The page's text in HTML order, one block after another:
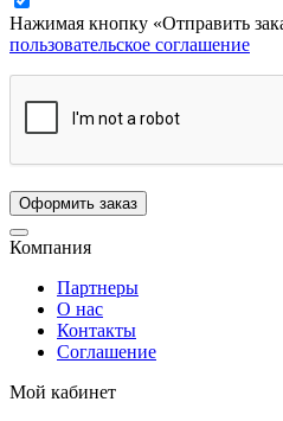
Нажимая кнопку «Отправить
пользовательское соглашение
Компания
Партнеры
О нас
Контакты
Соглашение
Мой кабинет